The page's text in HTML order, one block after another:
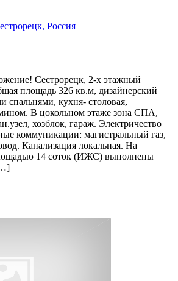
Россия
Сестрорецк, 2-х этажный
площадь 326 кв.м, дизайнерский
спальнями, кухня- столовая,
В цокольном этаже зона СПА,
хозблок, гараж. Электричество
коммуникации: магистральный газ,
Канализация локальная. На
14 соток (ИЖС) выполнены